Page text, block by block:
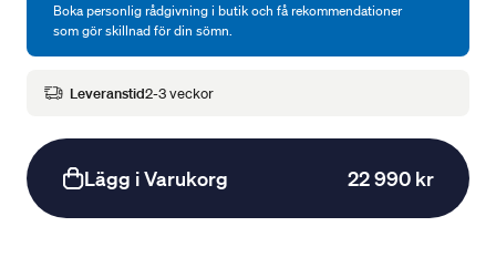
Boka personlig rådgivning i butik och få rekommendationer
som gör skillnad för din sömn.
Leveranstid2-3 veckor
Lägg i Varukorg 22 990 kr